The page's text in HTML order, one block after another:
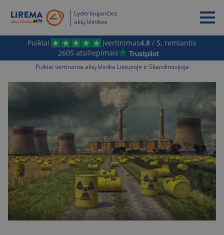
Lyderiaujančios
akių klinikos
Puikiai įvertinimas4.8 / 5, remiantis
2605 atsiliepimais
Puikiai vertinama akių klinika Lietuvoje ir Skandinavijoje